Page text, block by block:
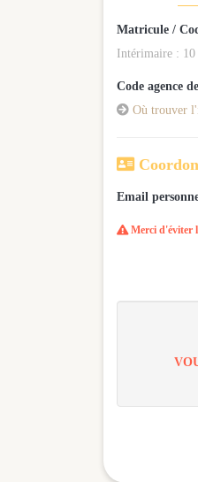
Matricule /
Intérimaire : 10
Code agence
 Où trouver

Email
 Merci d'éviter